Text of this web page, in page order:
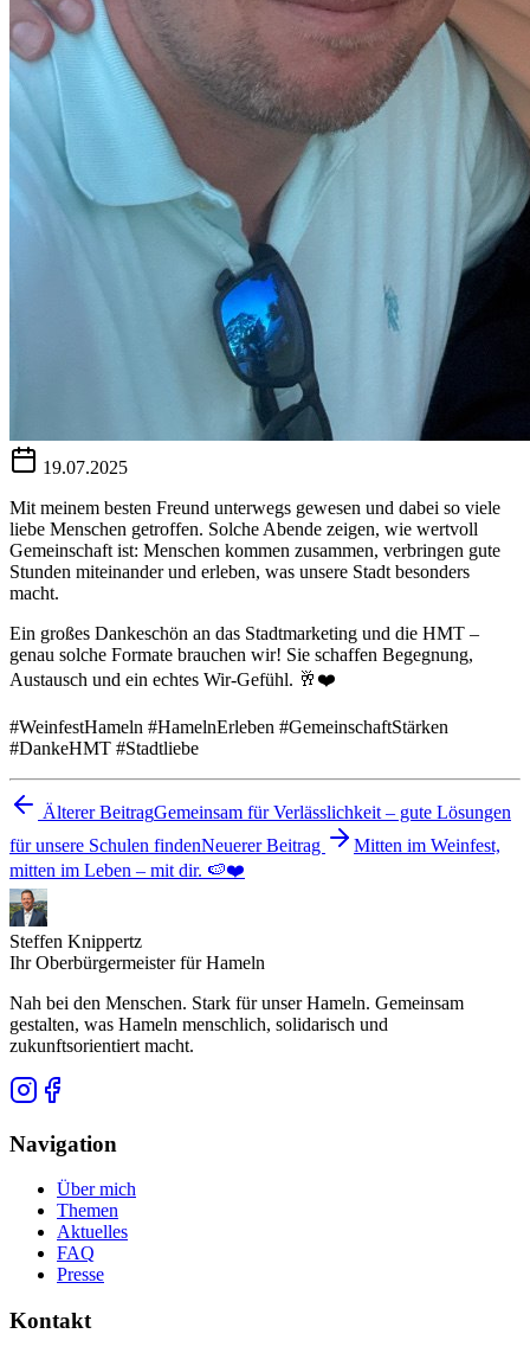
19.07.2025
Mit meinem besten Freund unterwegs gewesen und dabei so viele
liebe Menschen getroffen. Solche Abende zeigen, wie wertvoll
Gemeinschaft ist: Menschen kommen zusammen, verbringen gute
Stunden miteinander und erleben, was unsere Stadt besonders
macht.
Ein großes Dankeschön an das Stadtmarketing und die HMT –
genau solche Formate brauchen wir! Sie schaffen Begegnung,
Austausch und ein echtes Wir-Gefühl. 🥂❤️
#WeinfestHameln #HamelnErleben #GemeinschaftStärken
#DankeHMT #Stadtliebe
Älterer BeitragGemeinsam für Verlässlichkeit – gute Lösungen
für unsere Schulen findenNeuerer Beitrag
Mitten im Weinfest,
mitten im Leben – mit dir. 🍉❤️
Steffen Knippertz
Ihr Oberbürgermeister für Hameln
Nah bei den Menschen. Stark für unser Hameln. Gemeinsam
gestalten, was Hameln menschlich, solidarisch und
zukunftsorientiert macht.
Navigation
Über mich
Themen
Aktuelles
FAQ
Presse
Kontakt